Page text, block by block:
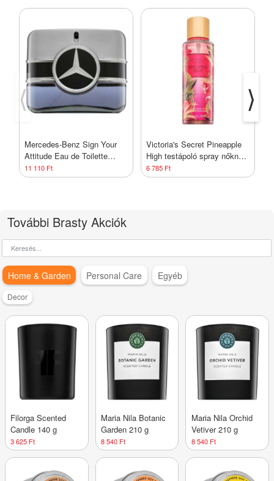
⟨
Mercedes-Benz Sign Your
Attitude Eau de Toilette
férfiaknak 100 ml
11 110 Ft
Victoria's Secret Pineapple
High testápoló spray nőknek
250 ml
6 785 Ft
⟩
További Brasty Akciók
Home & Garden Personal Care Egyéb
Decor
Filorga Scented
Candle 140 g
3 625 Ft
Maria Nila Botanic
Garden 210 g
8 540 Ft
Maria Nila Orchid
Vetiver 210 g
8 540 Ft